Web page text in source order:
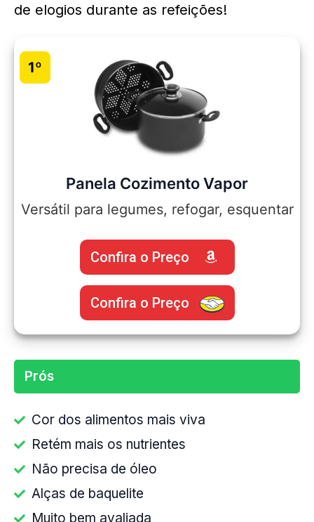
de elogios durante as refeições!
1º
Panela Cozimento Vapor
Versátil para legumes, refogar, esquentar
Confira o Preço
Confira o Preço
Prós
Cor dos alimentos mais viva
Retém mais os nutrientes
Não precisa de óleo
Alças de baquelite
Muito bem avaliada